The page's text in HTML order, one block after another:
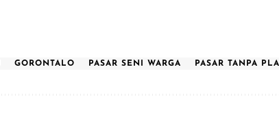
GORONTALO PASAR SENI WARGA PASAR TANPA